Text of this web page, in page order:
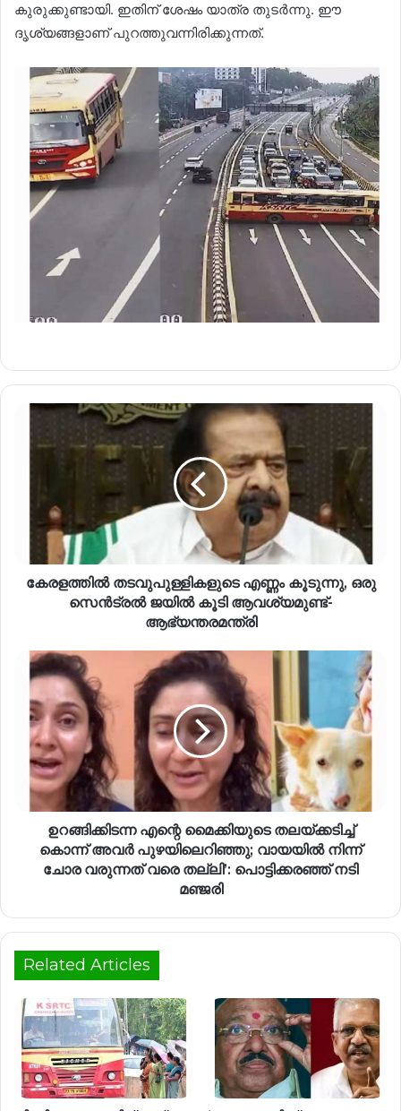
കുരുക്കുണ്ടായി. ഇതിന് ശേഷം യാത്ര തുടർന്നു. ഈ
ദൃശ്യങ്ങളാണ് പുറത്തുവന്നിരിക്കുന്നത്.
കേരളത്തിൽ തടവുപുള്ളികളുടെ എണ്ണം കൂടുന്നു, ഒരു
സെൻട്രൽ ജയിൽ കൂടി ആവശ്യമുണ്ട്-
ആഭ്യന്തരമന്ത്രി
ഉറങ്ങിക്കിടന്ന എന്റെ മൈക്കിയുടെ തലയ്ക്കടിച്ച്
കൊന്ന് അവർ പുഴയിലെറിഞ്ഞു; വായയിൽ നിന്ന്
ചോര വരുന്നത് വരെ തല്ലി’: പൊട്ടിക്കരഞ്ഞ് നടി
മഞ്ജരി
Related Articles